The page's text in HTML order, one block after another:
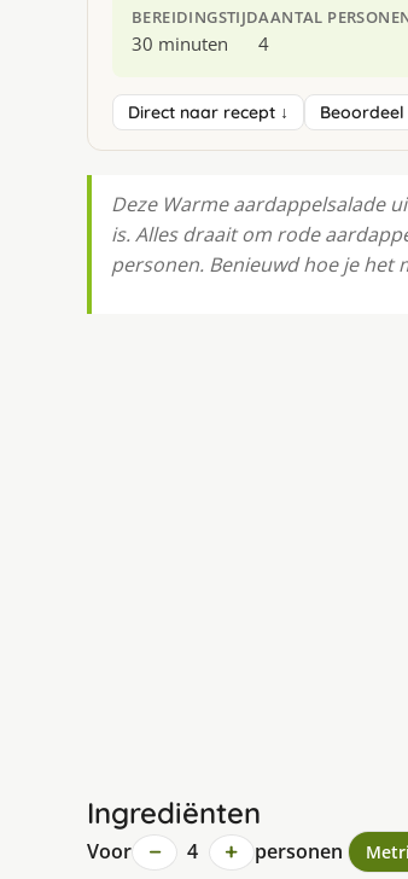
BEREIDINGSTIJD
30 minuten
AANTAL
4
Direct naar recept ↓
Deze Warme aardappelsalade
is. Alles draait om rode
personen. Benieuwd hoe je het
Ingrediënten
Voor − 4 + personen